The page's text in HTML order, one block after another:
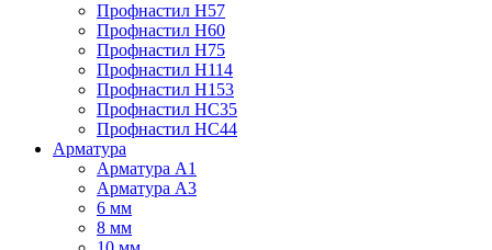
Профнастил Н57
Профнастил Н60
Профнастил Н75
Профнастил Н114
Профнастил Н153
Профнастил НС35
Профнастил НС44
Арматура
Арматура А1
Арматура А3
6 мм
8 мм